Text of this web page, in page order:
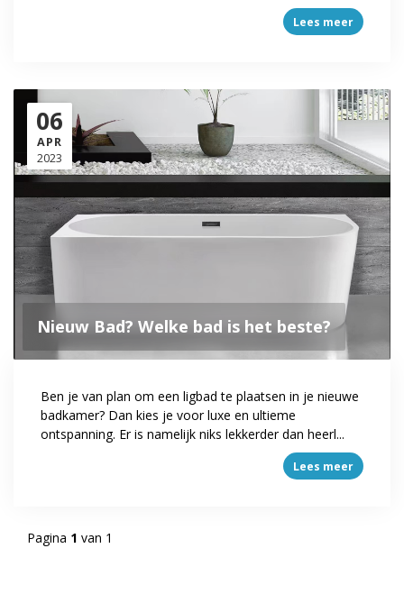
Lees meer
06
APR
2023
Nieuw Bad? Welke bad is het beste?
Ben je van plan om een ligbad te plaatsen in je nieuwe
badkamer? Dan kies je voor luxe en ultieme
ontspanning. Er is namelijk niks lekkerder dan heerl...
Lees meer
Pagina 1 van 1